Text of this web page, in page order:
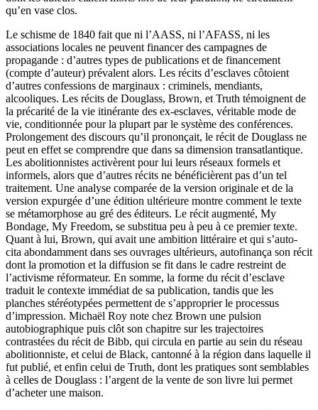
qu’en vase clos.
Le schisme de 1840 fait que ni l’AASS, ni l’AFASS, ni les
associations locales ne peuvent financer des campagnes de
propagande : d’autres types de publications et de financement
(compte d’auteur) prévalent alors. Les récits d’esclaves côtoient
d’autres confessions de marginaux : criminels, mendiants,
alcooliques. Les récits de Douglass, Brown, et Truth témoignent de
la précarité de la vie itinérante des ex-esclaves, véritable mode de
vie, conditionnée pour la plupart par le système des conférences.
Prolongement des discours qu’il prononçait, le récit de Douglass ne
peut en effet se comprendre que dans sa dimension transatlantique.
Les abolitionnistes activèrent pour lui leurs réseaux formels et
informels, alors que d’autres récits ne bénéficièrent pas d’un tel
traitement. Une analyse comparée de la version originale et de la
version expurgée d’une édition ultérieure montre comment le texte
se métamorphose au gré des éditeurs. Le récit augmenté, My
Bondage, My Freedom, se substitua peu à peu à ce premier texte.
Quant à lui, Brown, qui avait une ambition littéraire et qui s’auto-
cita abondamment dans ses ouvrages ultérieurs, autofinança son récit
dont la promotion et la diffusion se fit dans le cadre restreint de
l’activisme réformateur. En somme, la forme du récit d’esclave
traduit le contexte immédiat de sa publication, tandis que les
planches stéréotypées permettent de s’approprier le processus
d’impression. Michaël Roy note chez Brown une pulsion
autobiographique puis clôt son chapitre sur les trajectoires
contrastées du récit de Bibb, qui circula en partie au sein du réseau
abolitionniste, et celui de Black, cantonné à la région dans laquelle il
fut publié, et enfin celui de Truth, dont les pratiques sont semblables
à celles de Douglass : l’argent de la vente de son livre lui permet
d’acheter une maison.